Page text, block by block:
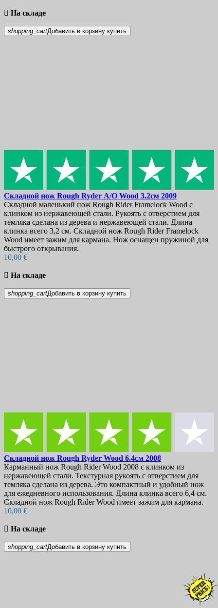
 На складе
shopping_cartДобавить в корзину купить
Складной нож Rough Ryder А/O Wood 3.2см 2009
Складной маленький нож Rough Rider Framelock Wood с
клинком из нержавеющей стали. Рукоять с отверстием для
темляка сделана из дерева и нержавеющей стали. Длина
клинка всего 3,2 см. Складной нож Rough Rider Framelock
Wood имеет зажим для кармана. Нож оснащен пружиной для
быстрого открывания.
10,00 €
 На складе
shopping_cartДобавить в корзину купить
Складной нож Rough Ryder Wood 6.4см 2008
Карманный нож Rough Rider Wood 2008 с клинком из
нержавеющей стали. Текстурная рукоять с отверстием для
темляка сделана из дерева. Это компактный и удобный нож
для ежедневного использования. Длина клинка всего 6,4 см.
Складной нож Rough Rider Wood имеет зажим для кармана.
10,00 €
 На складе
shopping_cartДобавить в корзину купить